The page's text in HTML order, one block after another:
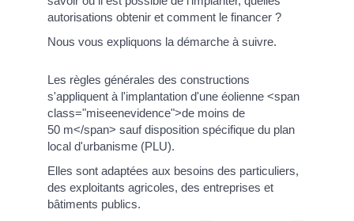
autorisations obtenir et comment le financer ?
Nous vous expliquons la démarche à suivre.
Les règles générales des constructions
s'appliquent à l'implantation d'une éolienne <span
class="miseenevidence">de moins de
50 m</span> sauf disposition spécifique du plan
local d'urbanisme (PLU).
Elles sont adaptées aux besoins des particuliers,
des exploitants agricoles, des entreprises et
bâtiments publics.